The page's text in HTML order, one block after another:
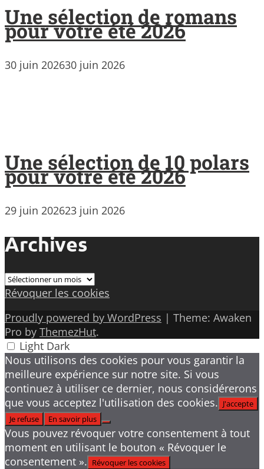
Une sélection de romans
pour votre été 2026
30 juin 202630 juin 2026
Une sélection de 10 polars
pour votre été 2026
29 juin 202623 juin 2026
Archives
Archives
Révoquer les cookies
Proudly powered by WordPress | Theme: Awaken
Pro by ThemezHut.
Light Dark
Nous utilisons des cookies pour vous garantir la
meilleure expérience sur notre site. Si vous
continuez à utiliser ce dernier, nous considérerons
que vous acceptez l'utilisation des cookies. J'accepte
Je refuse
En savoir plus
Vous pouvez révoquer votre consentement à tout
moment en utilisant le bouton « Révoquer le
consentement ». Révoquer les cookies